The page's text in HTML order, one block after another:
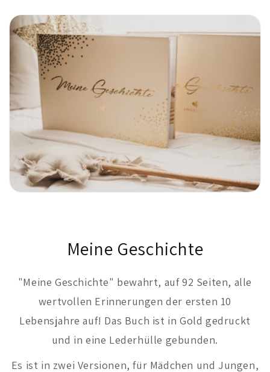
Meine Geschichte
"Meine Geschichte" bewahrt, auf 92 Seiten, alle
wertvollen Erinnerungen der ersten 10
Lebensjahre auf! Das Buch ist in Gold gedruckt
und in eine Lederhülle gebunden.
Es ist in zwei Versionen, für Mädchen und Jungen,